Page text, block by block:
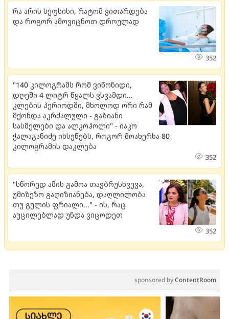
რა არის სეფსისი, რატომ ვითარდება
და როგორ ამოვიცნოთ დროულად
352
"140 კილოგრამს რომ ვიწონიდი,
დღეში 4 ლიტრ წყალს ვსვამდი…
კლების პერიოდში, მხოლოდ ორი რამ
მქონდა აკრძალული - გაზიანი
სასმელები და ალკოჰოლი" - იაკო
ჭალაგანიძე იხსენებს, როგორ მოახერხა 80
კილოგრამის დაკლება
352
"სწორედ ამის გამოა თავბრუსხვევა,
უმიზეზო გაღიზიანება, დაღლილობა
თუ გულის ფრიალი..." - ის, რაც
აუცილებლად უნდა ვიცოდეთ
352
sponsored byContentRoom